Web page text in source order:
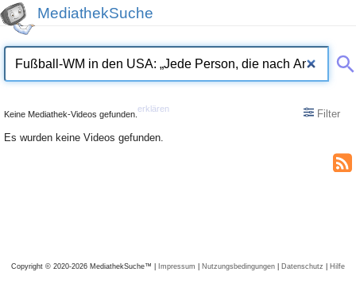
MediathekSuche
Keine Mediathek-Videos gefunden.
erklären
Filter
Es wurden keine Videos gefunden.
Copyright © 2020-2026 MediathekSuche™ | Impressum | Nutzungsbedingungen | Datenschutz | Hilfe